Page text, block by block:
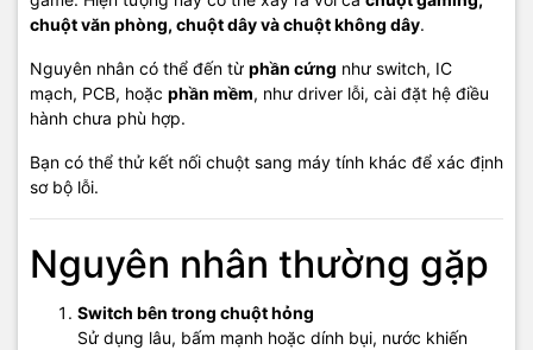
chuột văn phòng, chuột dây và chuột không dây.
Nguyên nhân có thể đến từ phần cứng như switch, IC
mạch, PCB, hoặc phần mềm, như driver lỗi, cài đặt hệ điều
hành chưa phù hợp.
Bạn có thể thử kết nối chuột sang máy tính khác để xác định
sơ bộ lỗi.
Nguyên nhân thường gặp
Switch bên trong chuột hỏng
Sử dụng lâu, bấm mạnh hoặc dính bụi, nước khiến
🧰 Kỹ thuật: 0968 900 202
💬 Báo giá linh kiện & thiết bị: 0939 676 502
Website:
http://maytinhphuquoc.vn
Giờ làm việc:8:00 – 18:00, Thứ 2 – Chủ Nhật (trừ ngày lễ)
#SuaChuotKhongNhanClick #ChuotNhấnDoi
#ChuotKhongNhanClickPhuQuoc #MayTinhHaiDangPhuQuoc
#KhacPhucChuotLaptop #MayTinhPhuQuoc